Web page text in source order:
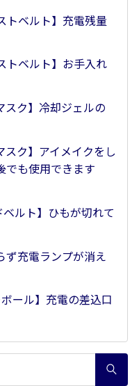
トベルト】充電残量
トベルト】お手入れ
スク】冷却ジェルの
スク】アイメイクをし
でも使用できます
ベルト】ひもが切れて
ず充電ランプが消え
ール】充電の差込口